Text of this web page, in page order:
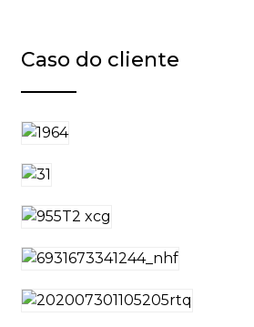
Caso do cliente